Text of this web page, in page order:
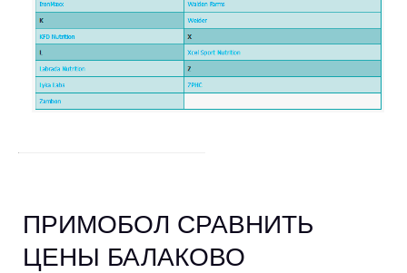
ПРИМОБОЛ СРАВНИТЬ
ЦЕНЫ БАЛАКОВО